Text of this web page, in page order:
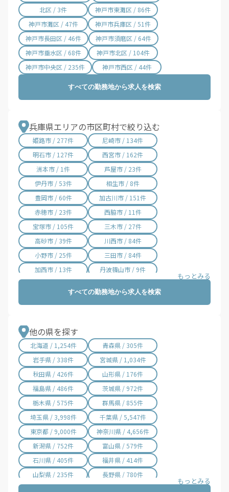
北区 / 3件
神戸市東灘区 / 86件
神戸市灘区 / 47件
神戸市兵庫区 / 51件
神戸市長田区 / 46件
神戸市須磨区 / 64件
神戸市垂水区 / 68件
神戸市北区 / 104件
神戸市中央区 / 235件
神戸市西区 / 44件
すべての勤務地から求人を検索
兵庫県エリアの市区町村で絞り込む
姫路市 / 277件
尼崎市 / 134件
明石市 / 127件
西宮市 / 162件
洲本市 / 1件
芦屋市 / 23件
伊丹市 / 53件
相生市 / 8件
豊岡市 / 60件
加古川市 / 151件
赤穂市 / 23件
西脇市 / 11件
宝塚市 / 105件
三木市 / 27件
高砂市 / 39件
川西市 / 84件
小野市 / 25件
三田市 / 84件
加西市 / 13件
丹波篠山市 / 9件
南あわじ市 / 1件
朝来市 / 16件
加東市 / 23件
猪名川町 / 3件
多可町 / 1件
稲美町 / 4件
播磨町 / 30件
市川町 / 2件
福崎町 / 16件
神河町 / 3件
太子町 / 1件
上郡町 / 6件
佐用町 / 9件
香美町 / 6件
新温泉町 / 4件
すべての勤務地から求人を検索
他の県を探す
北海道 / 1,254件
青森県 / 305件
岩手県 / 338件
宮城県 / 1,034件
秋田県 / 426件
山形県 / 176件
福島県 / 486件
茨城県 / 972件
栃木県 / 575件
群馬県 / 855件
埼玉県 / 3,998件
千葉県 / 5,547件
東京都 / 9,000件
神奈川県 / 4,656件
新潟県 / 752件
富山県 / 579件
石川県 / 405件
福井県 / 414件
山梨県 / 235件
長野県 / 780件